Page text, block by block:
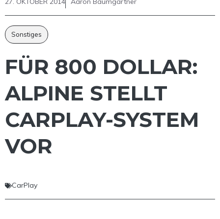
Sonstiges
FÜR 800 DOLLAR:
ALPINE STELLT
CARPLAY-SYSTEM
VOR
CarPlay